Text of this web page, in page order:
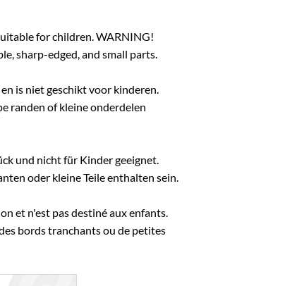
for children. WARNING!
sharp-edged, and small parts.
is niet geschikt voor kinderen.
randen of kleine onderdelen
und nicht für Kinder geeignet.
oder kleine Teile enthalten sein.
et n'est pas destiné aux enfants.
bords tranchants ou de petites